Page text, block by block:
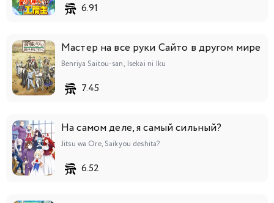
6.91
Мастер на все руки Сайто в другом мире
Benriya Saitou-san, Isekai ni Iku
7.45
На самом деле, я самый сильный?
Jitsu wa Ore, Saikyou deshita?
6.52